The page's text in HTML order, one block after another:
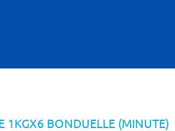
1KGX6 BONDUELLE (MINUTE)